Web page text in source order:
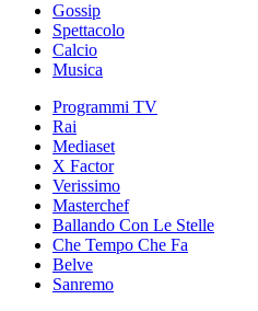
Gossip
Spettacolo
Calcio
Musica
Programmi TV
Rai
Mediaset
X Factor
Verissimo
Masterchef
Ballando Con Le Stelle
Che Tempo Che Fa
Belve
Sanremo